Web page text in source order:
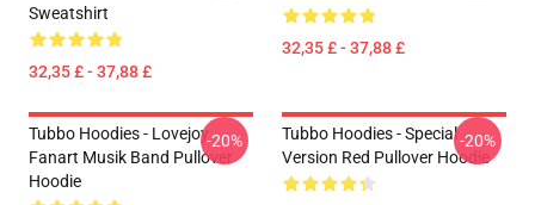
Sweatshirt
32,35 £ - 37,88 £
32,35 £ - 37,88 £
Tubbo Hoodies - Lovejoy
Fanart Musik Band Pullover
Hoodie
-20%
Tubbo Hoodies - Special
Version Red Pullover Hoodie
-20%